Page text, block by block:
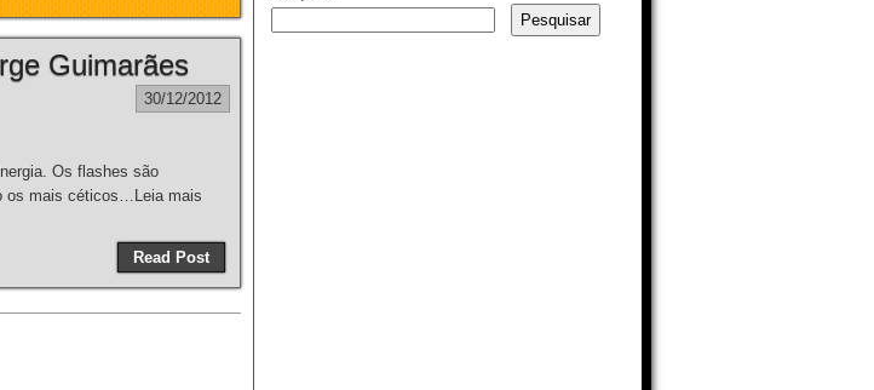
Guimarães
30/12/2012
Os flashes são
os mais céticos…Leia mais
Read Post
Pesquisar